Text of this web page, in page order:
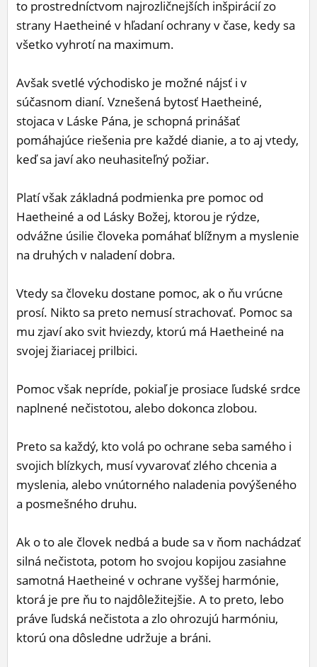
to prostredníctvom najrozličnejších inšpirácií zo
strany Haetheiné v hľadaní ochrany v čase, kedy sa
všetko vyhrotí na maximum.
Avšak svetlé východisko je možné nájsť i v
súčasnom dianí. Vznešená bytosť Haetheiné,
stojaca v Láske Pána, je schopná prinášať
pomáhajúce riešenia pre každé dianie, a to aj vtedy,
keď sa javí ako neuhasiteľný požiar.
Platí však základná podmienka pre pomoc od
Haetheiné a od Lásky Božej, ktorou je rýdze,
odvážne úsilie človeka pomáhať blížnym a myslenie
na druhých v naladení dobra.
Vtedy sa človeku dostane pomoc, ak o ňu vrúcne
prosí. Nikto sa preto nemusí strachovať. Pomoc sa
mu zjaví ako svit hviezdy, ktorú má Haetheiné na
svojej žiariacej prilbici.
Pomoc však nepríde, pokiaľ je prosiace ľudské srdce
naplnené nečistotou, alebo dokonca zlobou.
Preto sa každý, kto volá po ochrane seba samého i
svojich blízkych, musí vyvarovať zlého chcenia a
myslenia, alebo vnútorného naladenia povýšeného
a posmešného druhu.
Ak o to ale človek nedbá a bude sa v ňom nachádzať
silná nečistota, potom ho svojou kopijou zasiahne
samotná Haetheiné v ochrane vyššej harmónie,
ktorá je pre ňu to najdôležitejšie. A to preto, lebo
práve ľudská nečistota a zlo ohrozujú harmóniu,
ktorú ona dôsledne udržuje a bráni.